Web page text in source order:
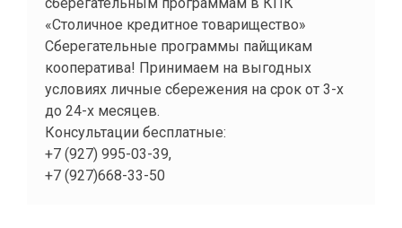
Сберегательные программы пайщикам
кооператива! Принимаем на выгодных
условиях личные сбережения на срок от 3-х
до 24-х месяцев.
Консультации бесплатные:
+7 (927) 995-03-39,
+7 (927)668-33-50